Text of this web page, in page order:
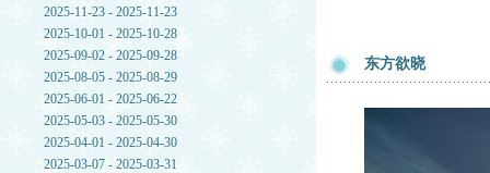
2025-11-23 - 2025-11-23
2025-10-01 - 2025-10-28
2025-09-02 - 2025-09-28
2025-08-05 - 2025-08-29
2025-06-01 - 2025-06-22
2025-05-03 - 2025-05-30
2025-04-01 - 2025-04-30
2025-03-07 - 2025-03-31
东方欲晓